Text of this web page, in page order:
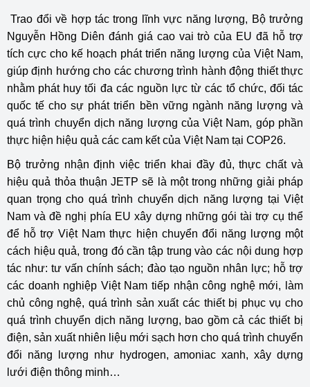
Trao đổi về hợp tác trong lĩnh vực năng lượng, Bộ trưởng
Nguyễn Hồng Diên đánh giá cao vai trò của EU đã hỗ trợ
tích cực cho kế hoạch phát triển năng lượng của Việt Nam,
giúp định hướng cho các chương trình hành động thiết thực
nhằm phát huy tối đa các nguồn lực từ các tổ chức, đối tác
quốc tế cho sự phát triển bền vững ngành năng lượng và
quá trình chuyển dịch năng lượng của Việt Nam, góp phần
thực hiện hiệu quả các cam kết của Việt Nam tại COP26.
Bộ trưởng nhận định việc triển khai đầy đủ, thực chất và
hiệu quả thỏa thuận JETP sẽ là một trong những giải pháp
quan trọng cho quá trình chuyển dịch năng lượng tại Việt
Nam và đề nghị phía EU xây dựng những gói tài trợ cụ thể
để hỗ trợ Việt Nam thực hiện chuyển đổi năng lượng một
cách hiệu quả, trong đó cần tập trung vào các nội dung hợp
tác như: tư vấn chính sách; đào tạo nguồn nhân lực; hỗ trợ
các doanh nghiệp Việt Nam tiếp nhận công nghệ mới, làm
chủ công nghệ, quá trình sản xuất các thiết bị phục vụ cho
quá trình chuyển dịch năng lượng, bao gồm cả các thiết bị
điện, sản xuất nhiên liệu mới sạch hơn cho quá trình chuyển
đổi năng lượng như hydrogen, amoniac xanh, xây dựng
lưới điện thông minh…